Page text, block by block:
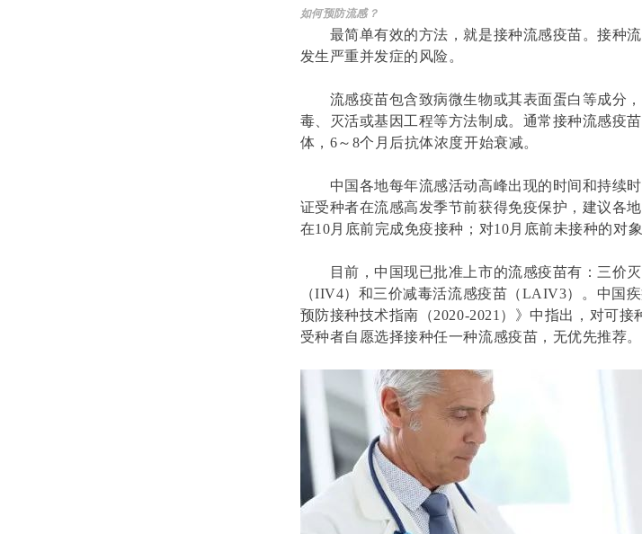
如何预防流感？
最简单有效的方法，就是接种流感疫苗。接种
发生严重并发症的风险。
流感疫苗包含致病微生物或其表面蛋白等成分
毒、灭活或基因工程等方法制成。 通常接种流感疫
体，6～8个月后抗体浓度开始衰减。
中国各地每年流感活动高峰出现的时间和持续
证受种者在流感高发季节前获得免疫保护， 建议各
在10月底前完成免疫接种；对10月底前未接种的对
目前，中国现已批准上市的流感疫苗有：三价
（IIV4）和三价减毒活流感疫苗（LAIV3）。中国
预防接种技术指南（2020-2021）》中指出， 对可接
受种者自愿选择接种任一种流感疫苗，无优先推荐。